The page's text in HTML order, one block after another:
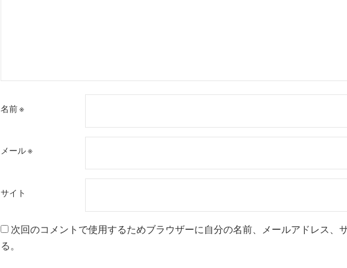
名前※
メール※
サイト
次回のコメントで使用するためブラウザーに自分の名前、メールアドレス、
る。